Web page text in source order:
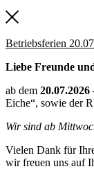
Betriebsferien
Liebe Freunde
ab dem 20.07.2026
Eiche“, sowie der
Wir sind ab
Vielen Dank für
wir freuen uns auf